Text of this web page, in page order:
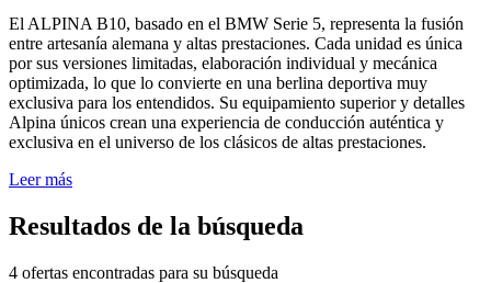
El ALPINA B10, basado en el BMW Serie 5, representa la fusión
entre artesanía alemana y altas prestaciones. Cada unidad es única
por sus versiones limitadas, elaboración individual y mecánica
optimizada, lo que lo convierte en una berlina deportiva muy
exclusiva para los entendidos. Su equipamiento superior y detalles
Alpina únicos crean una experiencia de conducción auténtica y
exclusiva en el universo de los clásicos de altas prestaciones.
Leer más
Resultados de la búsqueda
4 ofertas encontradas para su búsqueda